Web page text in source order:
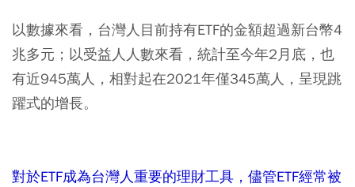
以數據來看，台灣人目前持有ETF的金額超過新台幣4
兆多元；以受益人人數來看，統計至今年2月底，也
有近945萬人，相對起在2021年僅345萬人，呈現跳
躍式的增長。
對於ETF成為台灣人重要的理財工具，儘管ETF經常被